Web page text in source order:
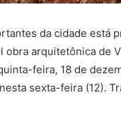
da cidade
arquitetônica de
feira, 18 de
sexta-feira (12).